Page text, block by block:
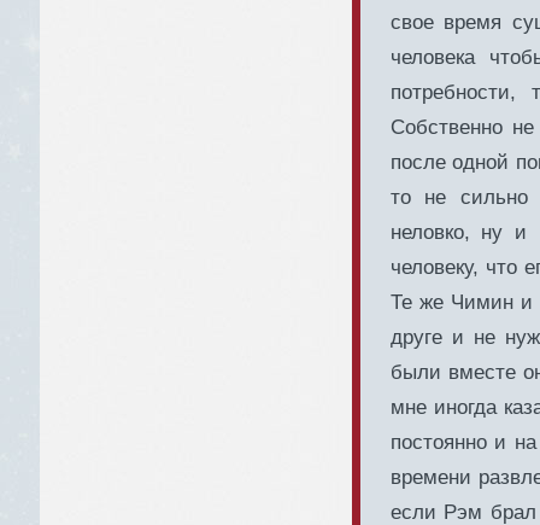
свое время
человека
потребности,
Собственно
после одной
то не сильно
неловко, ну и
человеку, что
Те же Чимин и
друге и не
были вместе
мне иногда
постоянно и
времени
если Рэм брал